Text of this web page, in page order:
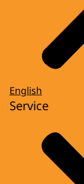
English
Service